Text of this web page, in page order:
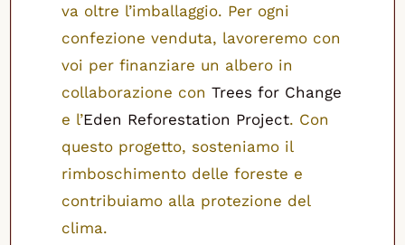
va oltre l’imballaggio. Per ogni
confezione venduta, lavoreremo con
voi per finanziare un albero in
collaborazione conTrees for Change
e l’Eden Reforestation Project. Con
questo progetto, sosteniamo il
rimboschimento delle foreste e
contribuiamo alla protezione del
clima.